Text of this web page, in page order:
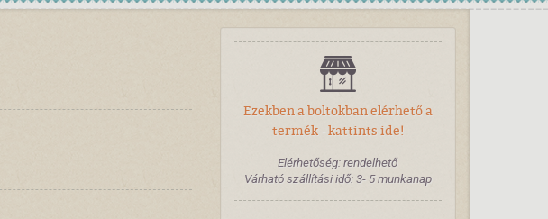
Ezekben a boltokban elérhető a
termék - kattints ide!
Elérhetőség: rendelhető
Várható szállítási idő: 3- 5 munkanap